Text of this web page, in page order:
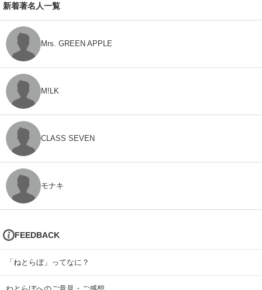
新着著名人一覧
Mrs. GREEN APPLE
M!LK
CLASS SEVEN
モナキ
FEEDBACK
「ねとらぼ」ってなに？